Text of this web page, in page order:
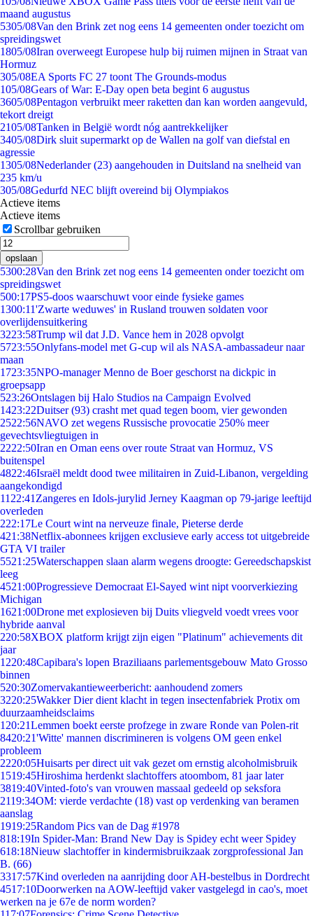
maand augustus
5305/08Van den Brink zet nog eens 14 gemeenten onder toezicht om
spreidingswet
1805/08Iran overweegt Europese hulp bij ruimen mijnen in Straat van
Hormuz
305/08EA Sports FC 27 toont The Grounds-modus
105/08Gears of War: E-Day open beta begint 6 augustus
3605/08Pentagon verbruikt meer raketten dan kan worden aangevuld,
tekort dreigt
2105/08Tanken in België wordt nóg aantrekkelijker
3405/08Dirk sluit supermarkt op de Wallen na golf van diefstal en
agressie
1305/08Nederlander (23) aangehouden in Duitsland na snelheid van
235 km/u
305/08Gedurfd NEC blijft overeind bij Olympiakos
Actieve items
Actieve items
Scrollbar gebruiken
opslaan
5300:28Van den Brink zet nog eens 14 gemeenten onder toezicht om
spreidingswet
500:17PS5-doos waarschuwt voor einde fysieke games
1300:11'Zwarte weduwes' in Rusland trouwen soldaten voor
overlijdensuitkering
3223:58Trump wil dat J.D. Vance hem in 2028 opvolgt
5723:55Onlyfans-model met G-cup wil als NASA-ambassadeur naar
maan
1723:35NPO-manager Menno de Boer geschorst na dickpic in
groepsapp
523:26Ontslagen bij Halo Studios na Campaign Evolved
1423:22Duitser (93) crasht met quad tegen boom, vier gewonden
2522:56NAVO zet wegens Russische provocatie 250% meer
gevechtsvliegtuigen in
2222:50Iran en Oman eens over route Straat van Hormuz, VS
buitenspel
4822:46Israël meldt dood twee militairen in Zuid-Libanon, vergelding
aangekondigd
11 22:41 Zangeres en Idols-jurylid Jerney Kaagman op 79-jarige leeftijd
overleden
222:17Le Court wint na nerveuze finale, Pieterse derde
421:38Netflix-abonnees krijgen exclusieve early access tot uitgebreide
GTA VI trailer
5521:25Waterschappen slaan alarm wegens droogte: Gereedschapskist
leeg
4521:00Progressieve Democraat El-Sayed wint nipt voorverkiezing
Michigan
1621:00Drone met explosieven bij Duits vliegveld voedt vrees voor
hybride aanval
220:58XBOX platform krijgt zijn eigen "Platinum" achievements dit
jaar
1220:48Capibara's lopen Braziliaans parlementsgebouw Mato Grosso
binnen
520:30Zomervakantieweerbericht: aanhoudend zomers
3220:25Wakker Dier dient klacht in tegen insectenfabriek Protix om
duurzaamheidsclaims
1 20:21Lemmen boekt eerste profzege in zware Ronde van Polen-rit
8420:21'Witte' mannen discrimineren is volgens OM geen enkel
probleem
2220:05Huisarts per direct uit vak gezet om ernstig alcoholmisbruik
1519:45Hiroshima herdenkt slachtoffers atoombom, 81 jaar later
3819:40Vinted-foto's van vrouwen massaal gedeeld op seksfora
2119:34OM: vierde verdachte (18) vast op verdenking van beramen
aanslag
1919:25Random Pics van de Dag #1978
818:19In Spider-Man: Brand New Day is Spidey echt weer Spidey
618:18Nieuw slachtoffer in kindermisbruikzaak zorgprofessional Jan
B. (66)
3317:57Kind overleden na aanrijding door AH-bestelbus in Dordrecht
4517:10Doorwerken na AOW-leeftijd vaker vastgelegd in cao's, moet
werken na je 67e de norm worden?